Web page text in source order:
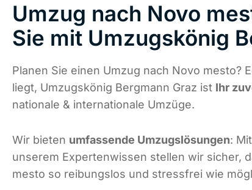
Umzug nach Novo
Sie mit Umzugskönig
Planen Sie einen Umzug nach Novo mesto?
liegt, Umzugskönig Bergmann Graz ist Ihr
nationale & internationale Umzüge.
Wir bieten umfassende Umzugslösungen:
unserem Expertenwissen stellen wir sicher,
mesto so reibungslos und stressfrei wie